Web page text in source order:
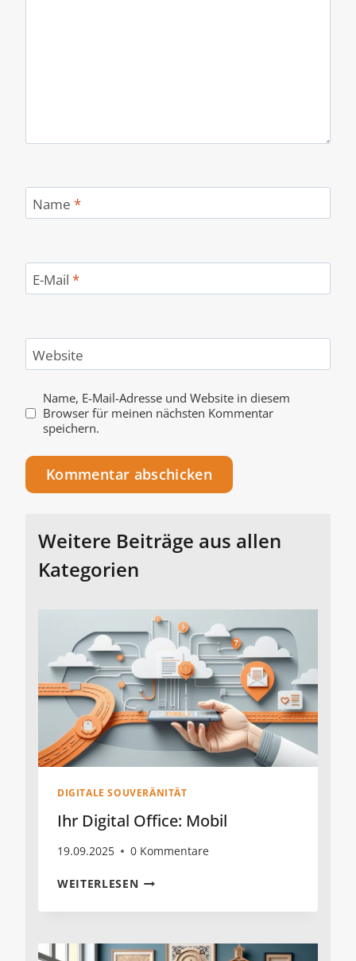
Name *
E-Mail *
Website
Name, E-Mail-Adresse und Website in diesem
Browser für meinen nächsten Kommentar
speichern.
Weitere Beiträge aus allen
Kategorien
DIGITALE SOUVERÄNITÄT
Ihr Digital Office: Mobil
19.09.2025 0 Kommentare
WEITERLESENIHR
OFFICE: